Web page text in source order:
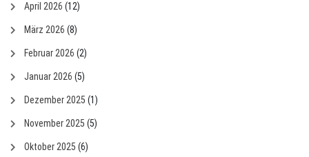
April 2026 (12)
März 2026 (8)
Februar 2026 (2)
Januar 2026 (5)
Dezember 2025 (1)
November 2025 (5)
Oktober 2025 (6)